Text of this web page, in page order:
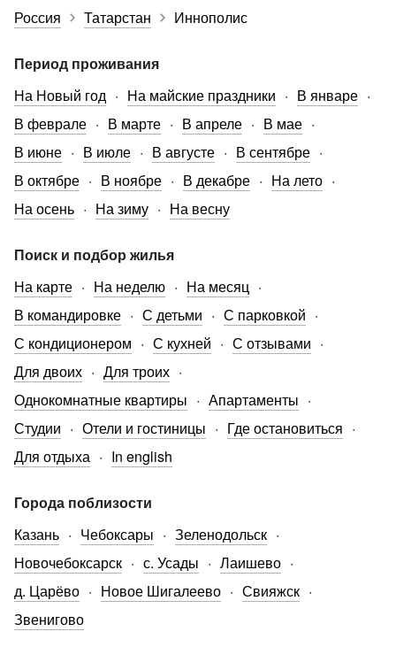
Россия Татарстан Иннополис
Период проживания
На Новый год
На майские праздники
В январе
В феврале
В марте В апреле
В мае
В июне
В июле В августе
В сентябре
В октябре
В ноябре В декабре
На лето
На осень
На зиму На весну
Поиск и подбор жилья
На карте
На неделю
На месяц
В командировке
С детьми
С парковкой
С кондиционером
С кухней
С отзывами
Для двоих
Для троих
Однокомнатные квартиры
Апартаменты
Студии
Отели и гостиницы
Где остановиться
Для отдыха
In english
Города поблизости
Казань
Чебоксары
Зеленодольск
Новочебоксарск
с. Усады
Лаишево
д. Царёво
Новое Шигалеево
Свияжск
Звенигово